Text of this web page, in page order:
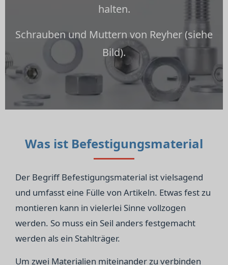
halten.
Schrauben und Muttern von Reyher (siehe
Bild).
Was ist Befestigungsmaterial
Der Begriff Befestigungsmaterial ist vielsagend
und umfasst eine Fülle von Artikeln. Etwas fest zu
montieren kann in vielerlei Sinne vollzogen
werden. So muss ein Seil anders festgemacht
werden als ein Stahlträger.
Um zwei Materialien miteinander zu verbinden